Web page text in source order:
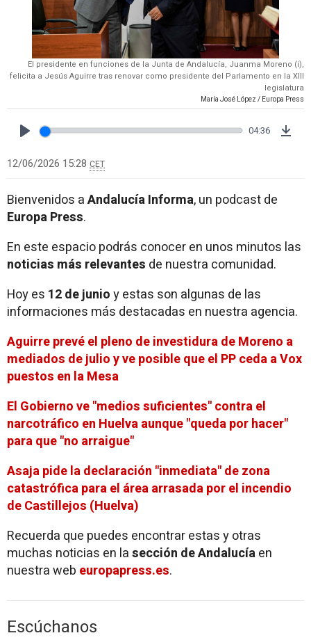
El presidente en funciones de la Junta de Andalucía, Juanma Moreno (i),
felicita a Jesús Aguirre tras renovar como presidente del Parlamento en la XIII
legislatura
María José López / Europa Press
04:36
12/06/2026 15:28 CET
Bienvenidos aAndalucía Informa, un podcast de
Europa Press.
En este espacio podrás conocer en unos minutos las
noticias más relevantes de nuestra comunidad.
Hoy es 12 de junioy estas son algunas de las
informaciones más destacadas en nuestra agencia.
Aguirre prevé el pleno de investidura de Moreno a
mediados de julio y ve posible que el PP ceda a Vox
puestos en la Mesa
El Gobierno ve "medios suficientes" contra el
narcotráfico en Huelva aunque "queda por hacer"
para que "no arraigue"
Asaja pide la declaración "inmediata" de zona
catastrófica para el área arrasada por el incendio
de Castillejos (Huelva)
Recuerda que puedes encontrar estas y otras
muchas noticias en lasección de Andalucíaen
nuestra web europapress.es.
Escúchanos